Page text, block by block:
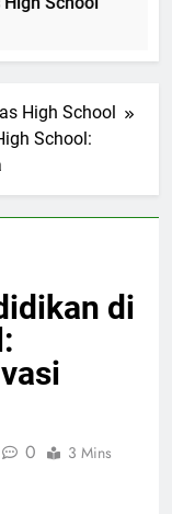
High School
School:
di
0 3 Mins